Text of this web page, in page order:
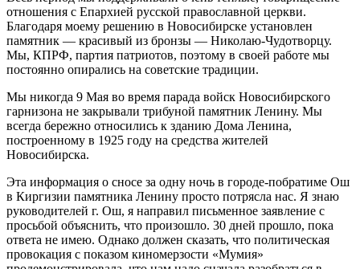
отношения с Епархией русской православной церкви.
Благодаря моему решению в Новосибирске установлен
памятник — красивый из бронзы — Николаю-Чудотворцу.
Мы, КПРФ, партия патриотов, поэтому в своей работе мы
постоянно опирались на советские традиции.
Мы никогда 9 Мая во время парада войск Новосибирского
гарнизона не закрывали трибуной памятник Ленину. Мы
всегда бережно относились к зданию Дома Ленина,
построенному в 1925 году на средства жителей
Новосибирска.
Эта информация о сносе за одну ночь в городе-побратиме Ош
в Киргизии памятника Ленину просто потрясла нас. Я знаю
руководителей г. Ош, я направил письменное заявление с
просьбой объяснить, что произошло. 30 дней прошло, пока
ответа не имею. Однако должен сказать, что политическая
провокация с показом киномерзости «Мумия»